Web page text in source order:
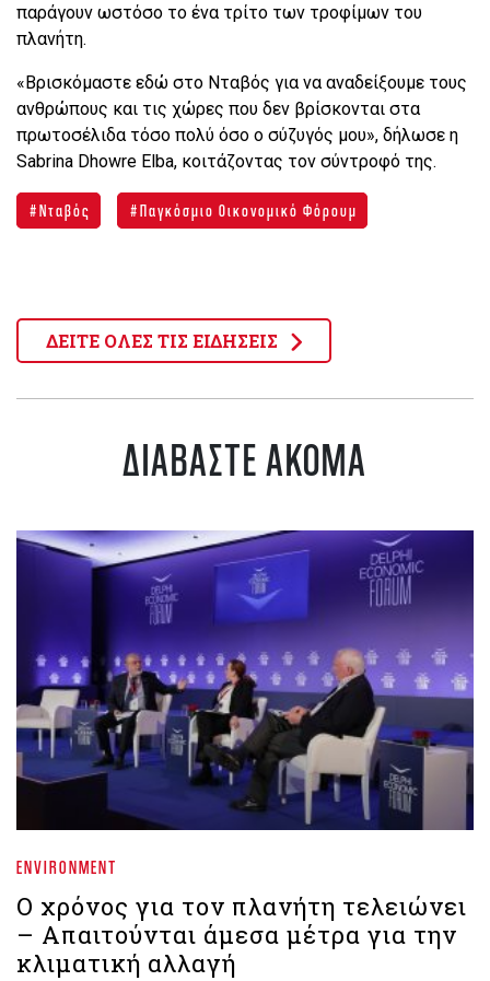
παράγουν ωστόσο το ένα τρίτο των τροφίμων του
πλανήτη.
«Βρισκόμαστε εδώ στο Νταβός για να αναδείξουμε τους
ανθρώπους και τις χώρες που δεν βρίσκονται στα
πρωτοσέλιδα τόσο πολύ όσο ο σύζυγός μου», δήλωσε η
Sabrina Dhowre Elba, κοιτάζοντας τον σύντροφό της.
Νταβός Παγκόσμιο Οικονομικό Φόρουμ
ΔΕΙΤΕ ΟΛΕΣ ΤΙΣ ΕΙΔΗΣΕΙΣ
ΔΙΑΒΑΣΤΕ ΑΚΟΜΑ
ENVIRONMENT
Ο χρόνος για τον πλανήτη τελειώνει
– Απαιτούνται άμεσα μέτρα για την
κλιματική αλλαγή